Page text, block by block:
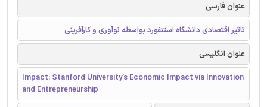
عنوان فارسی
تاثیر اقتصادی دانشگاه استنفورد بواسطه نوآوری و کارآفرینی
عنوان انگلیسی
Impact: Stanford University’s Economic Impact via Innovation
and Entrepreneurship